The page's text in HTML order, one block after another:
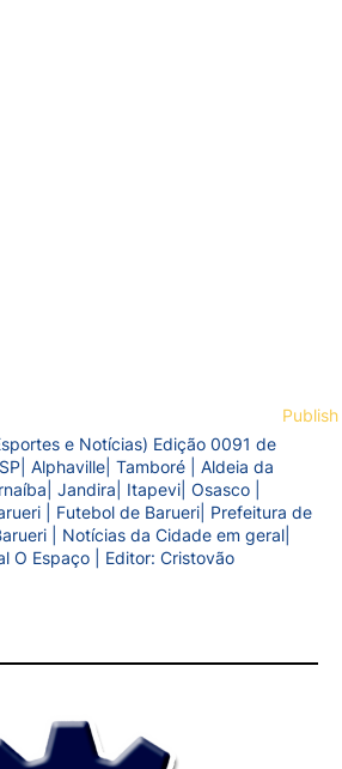
e Notícias) Edição 0091 de
Alphaville| Tamboré | Aldeia da
Jandira| Itapevi| Osasco |
| Futebol de Barueri| Prefeitura de
| Notícias da Cidade em geral|
O Espaço | Editor: Cristovão